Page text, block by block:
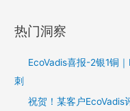
热门洞察
EcoVadis喜报-2银1铜
刺
祝贺！某客户EcoVadis